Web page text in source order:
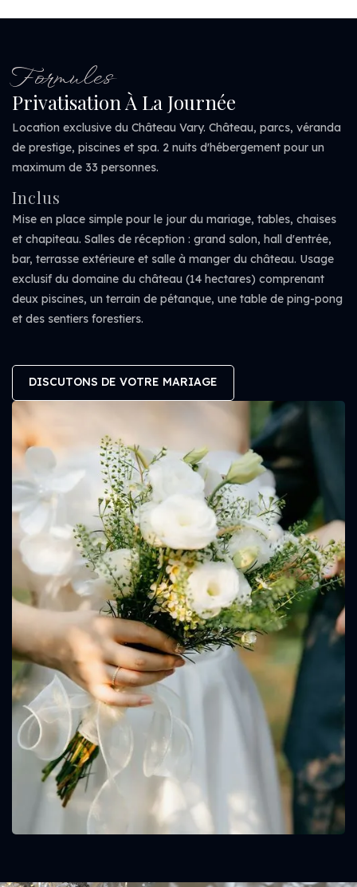
Formules
Privatisation À La Journée
Location exclusive du Château Vary. Château, parcs, véranda
de prestige, piscines et spa. 2 nuits d'hébergement pour un
maximum de 33 personnes.
Inclus
Mise en place simple pour le jour du mariage, tables, chaises
et chapiteau. Salles de réception : grand salon, hall d'entrée,
bar, terrasse extérieure et salle à manger du château. Usage
exclusif du domaine du château (14 hectares) comprenant
deux piscines, un terrain de pétanque, une table de ping-pong
et des sentiers forestiers.
DISCUTONS DE VOTRE MARIAGE
DISCUTONS DE VOTRE MARIAGE